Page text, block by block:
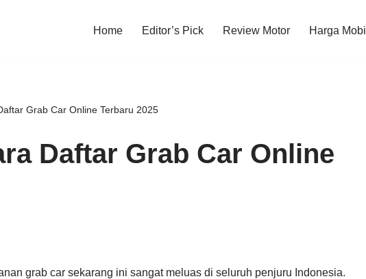
Home Editor’s Pick Review Motor Harga Mobil
Grab Car Online Terbaru 2025
Daftar Grab Car Online
grab car sekarang ini sangat meluas di seluruh penjuru Indonesia.